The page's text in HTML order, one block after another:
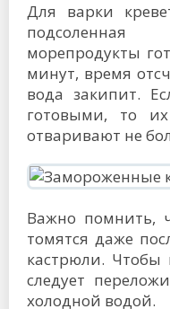
Для варки
морепродукты
минут, время
вода закипит.
готовыми, то
отваривают не
Важно помнить,
томятся даже
кастрюли. Чтобы
следует
холодной водой.